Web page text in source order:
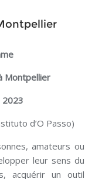
Montpellier
2023
d’O Passo)
amateurs ou
leur sens du
acquérir un outil